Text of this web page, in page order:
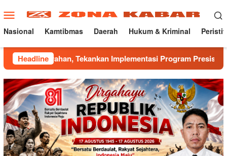
ke
konten
Menu
Mobile
Nasional Kamtibmas Daerah Hukum & Kriminal
Headline
Tekankan Implementasi Program Presisi Kapolri